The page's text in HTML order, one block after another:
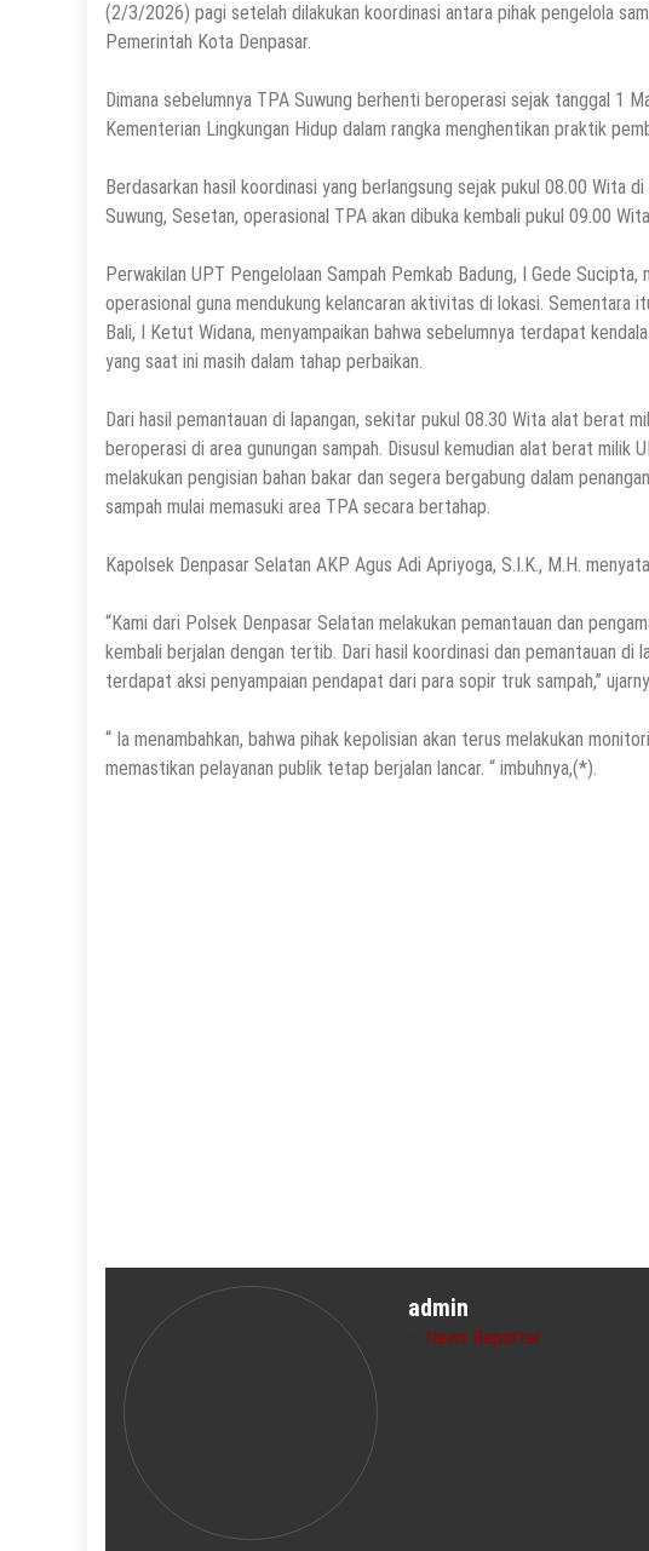
(2/3/2026) pagi setelah dilakukan koordinasi antara pihak pengelola
Pemerintah Kota Denpasar.
Dimana sebelumnya TPA Suwung berhenti beroperasi sejak tanggal 1
Kementerian Lingkungan Hidup dalam rangka menghentikan praktik
Berdasarkan hasil koordinasi yang berlangsung sejak pukul 08.00 Wita
Suwung, Sesetan, operasional TPA akan dibuka kembali pukul 09.00
Perwakilan UPT Pengelolaan Sampah Pemkab Badung, I Gede
operasional guna mendukung kelancaran aktivitas di lokasi.
Bali, I Ketut Widana, menyampaikan bahwa sebelumnya terdapat
yang saat ini masih dalam tahap perbaikan.
Dari hasil pemantauan di lapangan, sekitar pukul 08.30 Wita alat berat
beroperasi di area gunungan sampah. Disusul kemudian alat berat milik
melakukan pengisian bahan bakar dan segera bergabung dalam
sampah mulai memasuki area TPA secara bertahap.
Kapolsek Denpasar Selatan AKP Agus Adi Apriyoga, S.I.K., M.H.
“Kami dari Polsek Denpasar Selatan melakukan pemantauan dan
kembali berjalan dengan tertib. Dari hasil koordinasi dan pemantauan di
terdapat aksi penyampaian pendapat dari para sopir truk sampah,”
“ Ia menambahkan, bahwa pihak kepolisian akan terus melakukan
memastikan pelayanan publik tetap berjalan lancar. “ imbuhnya,(*).
admin
News Reporter